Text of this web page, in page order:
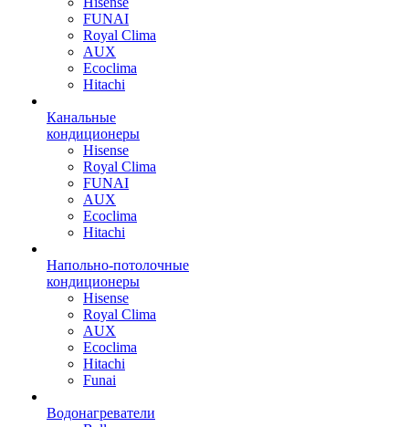
FUNAI
Royal Clima
AUX
Ecoclima
Hitachi
Канальные
кондиционеры
Hisense
Royal Clima
FUNAI
AUX
Ecoclima
Hitachi
Напольно-потолочные
кондиционеры
Hisense
Royal Clima
AUX
Ecoclima
Hitachi
Funai
Водонагреватели